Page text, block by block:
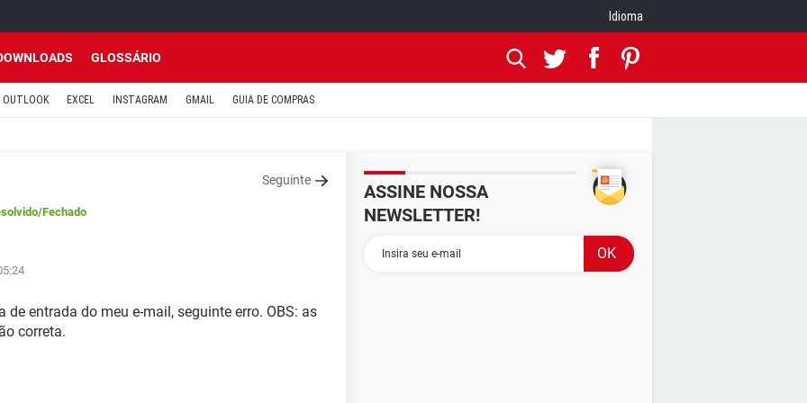
Idioma
GLOSSÁRIO
OUTLOOK EXCEL INSTAGRAM GMAIL GUIA DE COMPRAS
Seguinte
/Fechado
entrada do meu e-mail, seguinte erro. OBS: as
correta.
ASSINE NOSSA
NEWSLETTER!